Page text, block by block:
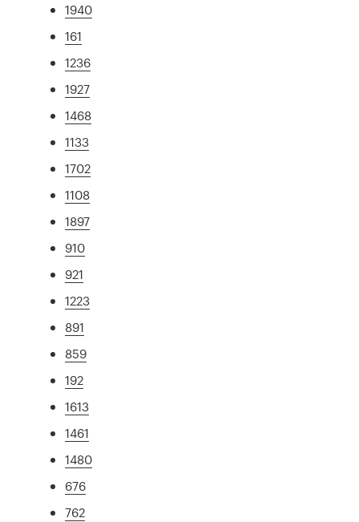
1940
161
1236
1927
1468
1133
1702
1108
1897
910
921
1223
891
859
192
1613
1461
1480
676
762